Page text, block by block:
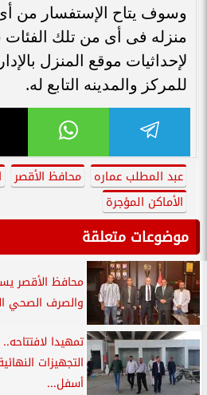
وسوف يتاح الإستفسار من
منزله فى أى من تلك الفئات
لإحداثيات موقع المنزل
للمركز والمدينه التابع له.
عبد المطلب عماره محافظ الأقصر
الأماكن المؤجرة
موضوعات متعلقة
محافظ الأقصر
والصرف الصحي
تمهيدا
التجهيزات
أسفل...